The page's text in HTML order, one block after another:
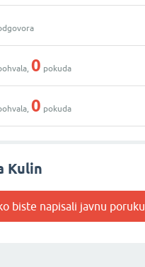
0 pokuda
0 pokuda
Kulin
biste napisali javnu poruku.